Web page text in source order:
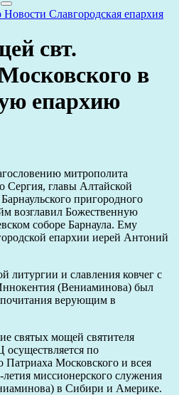
Новости Славгородская епархия
свт.
в
епархию
митрополита
Сергия, главы Алтайской
пригородного
возглавил Божественную
соборе Барнаула. Ему
епархии иерей Антоний
литургии и славления ковчег с
(Вениаминова) был
верующим в
святых мощей святителя
по
Московского и всея
миссионерского служения
в Сибири и Америке.